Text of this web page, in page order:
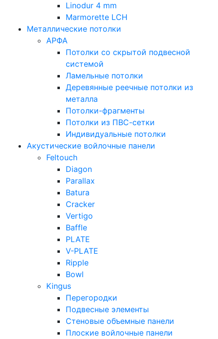
Linodur 4 mm
Marmorette LCH
Металлические потолки
АРФА
Потолки со скрытой подвесной
системой
Ламельные потолки
Деревянные реечные потолки из
металла
Потолки-фрагменты
Потолки из ПВС-сетки
Индивидуальные потолки
Акустические войлочные панели
Feltouch
Diagon
Parallax
Batura
Cracker
Vertigo
Baffle
PLATE
V-PLATE
Ripple
Bowl
Kingus
Перегородки
Подвесные элементы
Стеновые объемные панели
Плоские войлочные панели